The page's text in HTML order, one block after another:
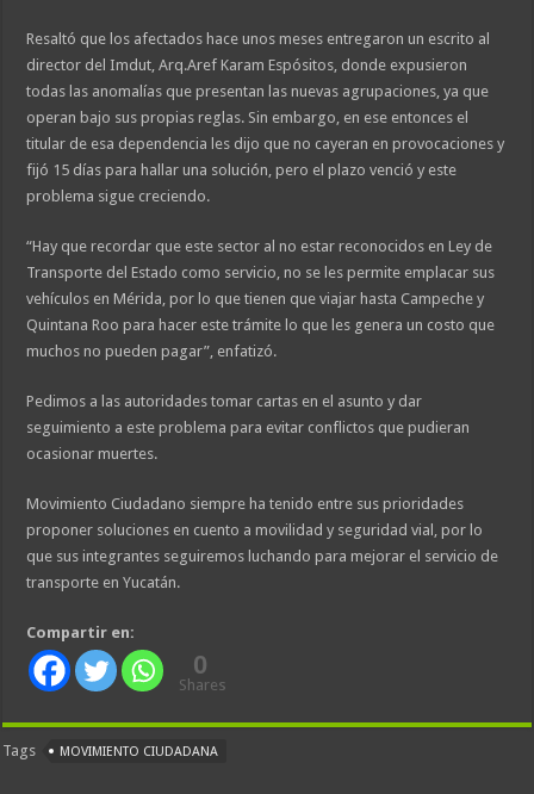
Resaltó que los afectados hace unos meses entregaron un escrito al
director del Imdut, Arq.Aref Karam Espósitos, donde expusieron
todas las anomalías que presentan las nuevas agrupaciones, ya que
operan bajo sus propias reglas. Sin embargo, en ese entonces el
titular de esa dependencia les dijo que no cayeran en provocaciones y
fijó 15 días para hallar una solución, pero el plazo venció y este
problema sigue creciendo.
“Hay que recordar que este sector al no estar reconocidos en Ley de
Transporte del Estado como servicio, no se les permite emplacar sus
vehículos en Mérida, por lo que tienen que viajar hasta Campeche y
Quintana Roo para hacer este trámite lo que les genera un costo que
muchos no pueden pagar”, enfatizó.
Pedimos a las autoridades tomar cartas en el asunto y dar
seguimiento a este problema para evitar conflictos que pudieran
ocasionar muertes.
Movimiento Ciudadano siempre ha tenido entre sus prioridades
proponer soluciones en cuento a movilidad y seguridad vial, por lo
que sus integrantes seguiremos luchando para mejorar el servicio de
transporte en Yucatán.
Compartir en:
0
Shares
Tags MOVIMIENTO CIUDADANA